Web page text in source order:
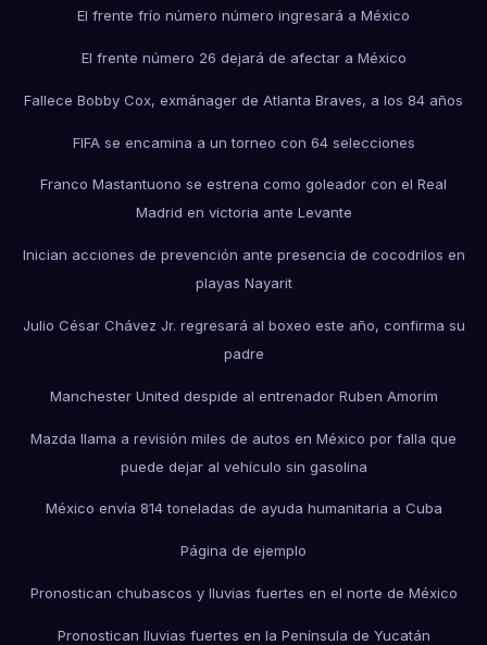
El frente frío número número ingresará a México
El frente número 26 dejará de afectar a México
Fallece Bobby Cox, exmánager de Atlanta Braves, a los 84 años
FIFA se encamina a un torneo con 64 selecciones
Franco Mastantuono se estrena como goleador con el Real
Madrid en victoria ante Levante
Inician acciones de prevención ante presencia de cocodrilos en
playas Nayarit
Julio César Chávez Jr. regresará al boxeo este año, confirma su
padre
Manchester United despide al entrenador Ruben Amorim
Mazda llama a revisión miles de autos en México por falla que
puede dejar al vehículo sin gasolina
México envía 814 toneladas de ayuda humanitaria a Cuba
Página de ejemplo
Pronostican chubascos y lluvias fuertes en el norte de México
Pronostican lluvias fuertes en la Península de Yucatán